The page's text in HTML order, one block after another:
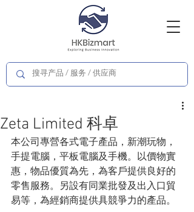
Zeta Limited 科卓
本公司專營各式電子產品，新潮玩物，
手提電腦，平板電腦及手機。以價物實
惠，物品優質為先，為客戶提供良好的
零售服務。另設有同業批發及出入口貿
易等，為經銷商提供具競爭力的產品。